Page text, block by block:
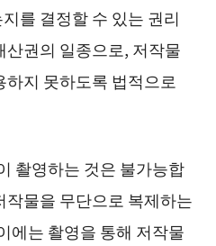
를 결정할 수 있는 권리
권의 일종으로, 저작물
지 못하도록 법적으로
촬영하는 것은 불가능합
작물을 무단으로 복제하는
에는 촬영을 통해 저작물